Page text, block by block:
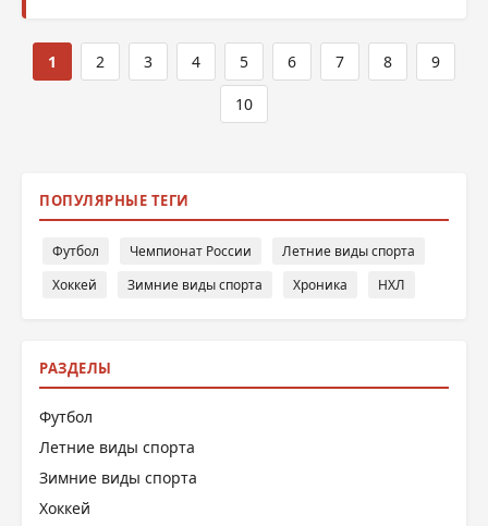
1 2 3 4 5 6 7 8 9
10
ПОПУЛЯРНЫЕ ТЕГИ
Футбол Чемпионат России
Летние виды спорта
Хоккей
Зимние виды спорта Хроника НХЛ
РАЗДЕЛЫ
Футбол
Летние виды спорта
Зимние виды спорта
Хоккей